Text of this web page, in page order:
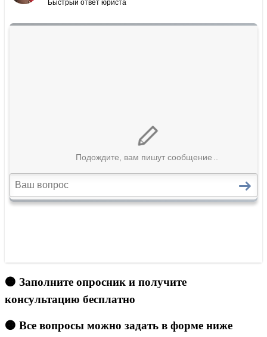
🟠 Заполните опросник и получите
консультацию бесплатно
🟠 Все вопросы можно задать в форме ниже